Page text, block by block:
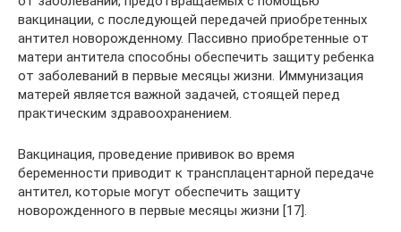
вакцинации, с последующей передачей приобретенных
антител новорожденному. Пассивно приобретенные от
матери антитела способны обеспечить защиту ребенка
от заболеваний в первые месяцы жизни. Иммунизация
матерей является важной задачей, стоящей перед
практическим здравоохранением.
Вакцинация, проведение прививок во время
беременности приводит к трансплацентарной передаче
антител, которые могут обеспечить защиту
новорожденного в первые месяцы жизни [17].